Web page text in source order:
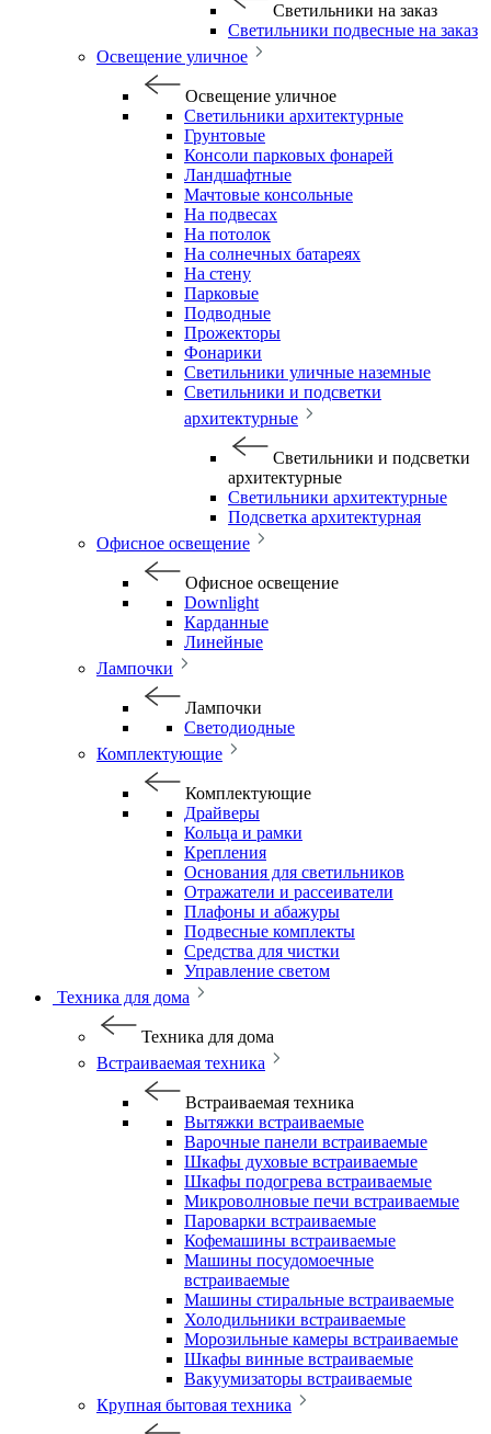
Светильники на заказ
Светильники подвесные на заказ
Освещение уличное
Освещение уличное
Светильники архитектурные
Грунтовые
Консоли парковых фонарей
Ландшафтные
Мачтовые консольные
На подвесах
На потолок
На солнечных батареях
На стену
Парковые
Подводные
Прожекторы
Фонарики
Светильники уличные наземные
Светильники и подсветки
архитектурные
Светильники и подсветки
архитектурные
Светильники архитектурные
Подсветка архитектурная
Офисное освещение
Офисное освещение
Downlight
Карданные
Линейные
Лампочки
Лампочки
Светодиодные
Комплектующие
Комплектующие
Драйверы
Кольца и рамки
Крепления
Основания для светильников
Отражатели и рассеиватели
Плафоны и абажуры
Подвесные комплекты
Средства для чистки
Управление светом
Техника для дома
Техника для дома
Встраиваемая техника
Встраиваемая техника
Вытяжки встраиваемые
Варочные панели встраиваемые
Шкафы духовые встраиваемые
Шкафы подогрева встраиваемые
Микроволновые печи встраиваемые
Пароварки встраиваемые
Кофемашины встраиваемые
Машины посудомоечные
встраиваемые
Машины стиральные встраиваемые
Холодильники встраиваемые
Морозильные камеры встраиваемые
Шкафы винные встраиваемые
Вакуумизаторы встраиваемые
Крупная бытовая техника